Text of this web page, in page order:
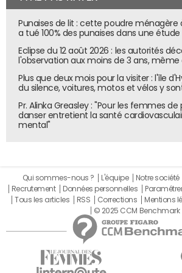
intérêt d'Atlas
"Agent". Comparable à celui déjà
classique de ChatGPT, ce mode se
que l'assistant utilise désormais un
plus un navigateur distant hébergé
différence technique change tout : les
rapides, plus intégrées et mieux
de rechercher un produit et de
votre nom. L'expérience est assez
l'une des meilleures du marché.
vraiment le contexte et parvient à ses
Punaises de lit : cette poudre ménagère
a tué 100% des punaises dans une étude
Eclipse du 12 août 2026 : les autorités
l'observation aux moins de 3 ans, même
Plus que deux mois pour la visiter : l'île
du silence, voitures, motos et vélos y
Pr. Alinka Greasley : "Pour les femmes de
danser entretient la santé
mental"
Qui sommes-nous ? L'équipe Notre société
Recrutement
Données personnelles
Tous les articles
RSS Corrections Mentions
© 2025 CCM Benchmark